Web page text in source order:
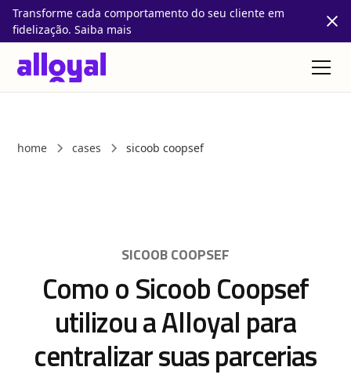
Transforme cada comportamento do seu cliente em
fidelização. Saiba mais
home cases sicoob coopsef
SICOOB COOPSEF
Como o Sicoob Coopsef
utilizou a Alloyal para
centralizar suas parcerias